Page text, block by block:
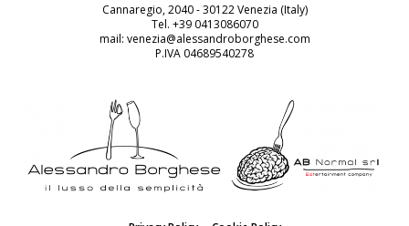
Cannaregio, 2040 - 30122 Venezia (Italy)
Tel. +39 0413086070
mail: venezia@alessandroborghese.com
P.IVA 04689540278